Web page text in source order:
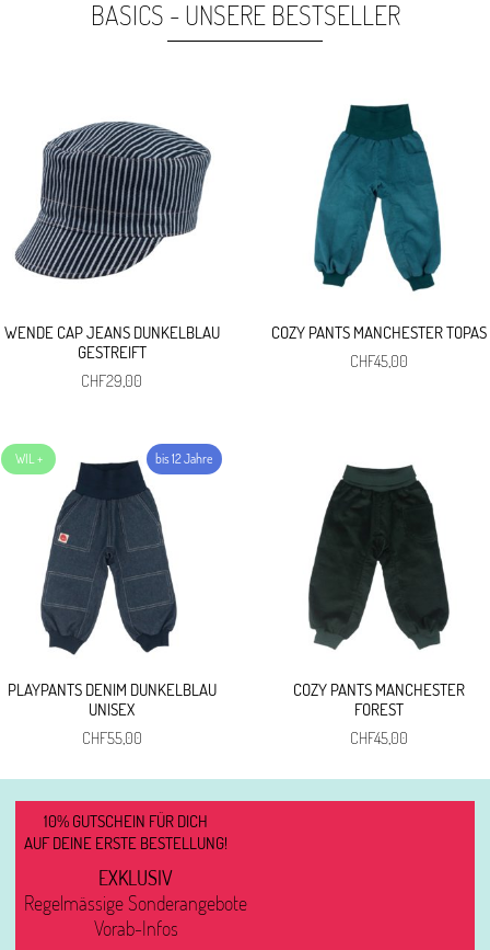
CHF29,00CHF5,00.
CHF5,00
BASICS - UNSERE BESTSELLER
WENDE CAP JEANS DUNKELBLAU
GESTREIFT
CHF29,00
COZY PANTS MANCHESTER TOPAS
CHF45,00
PLAYPANTS DENIM DUNKELBLAU
UNISEX
CHF55,00
COZY PANTS MANCHESTER
FOREST
CHF45,00
10% GUTSCHEIN FÜR DICH
AUF DEINE ERSTE BESTELLUNG!
EXKLUSIV
Regelmässige Sonderangebote
Vorab-Infos